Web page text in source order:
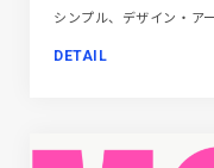
DETAIL